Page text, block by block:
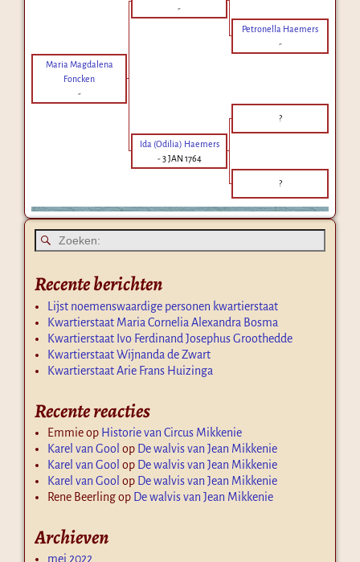
-
Petronella Haemers
-
Maria Magdalena
Foncken
-
?
Ida (Odilia) Haemers
-3 JAN 1764
?
Recente berichten
Lijst noemenswaardige personen kwartierstaat
Kwartierstaat Maria Cornelia Alexandra Bosma
Kwartierstaat Ivo Ferdinand Josephus Groothedde
Kwartierstaat Wijnanda de Zwart
Kwartierstaat Arie Frans Huizinga
Recente reacties
Emmieop Historie van Circus Mikkenie
Karel van Gool op De walvis van Jean Mikkenie
Karel van Gool op De walvis van Jean Mikkenie
Karel van Gool op De walvis van Jean Mikkenie
Rene Beerlingop De walvis van Jean Mikkenie
Archieven
mei 2022